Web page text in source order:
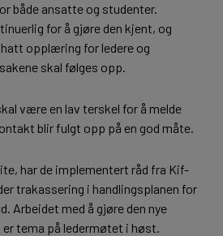
både ansatte og studenter.
for å gjøre den kjent, og
opplæring for ledere og
skal følges opp.
være en lav terskel for å melde
blir fulgt opp på en god måte.
har de implementert råd fra Kif-
trakassering i handlingsplanen for
Arbeidet med å gjøre den nye
tema på ledermøtet i høst.